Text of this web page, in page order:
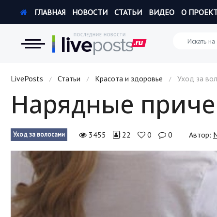
Новости
Экономика
Происшествия
Hi-Tech. Интернет
Россия
Наука и техника
Политика
ГЛАВНАЯ НОВОСТИ СТАТЬИ ВИДЕО О
LivePosts / Статьи / Красота и здоровье / Уход за
Нарядные
Уход за волосами 3455 22 0 0 Автор: